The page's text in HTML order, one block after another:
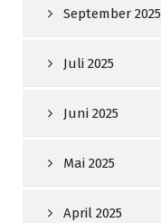
September 2025
Juli 2025
Juni 2025
Mai 2025
April 2025